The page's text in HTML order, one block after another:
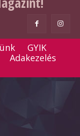
GYIK
Adakezelés